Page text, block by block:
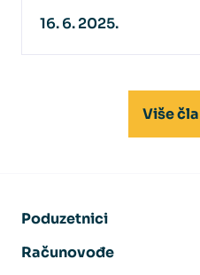
16. 6. 2025.
Više
Poduzetnici
Računovođe